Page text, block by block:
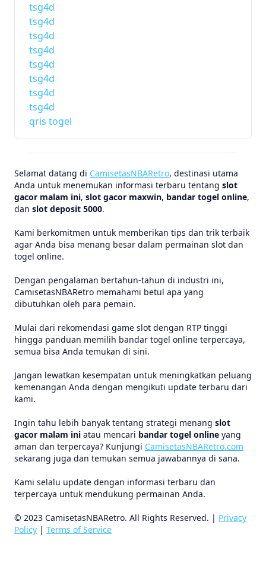
tsg4d
tsg4d
tsg4d
tsg4d
tsg4d
tsg4d
tsg4d
tsg4d
qris togel
Selamat datang di CamisetasNBARetro, destinasi utama
Anda untuk menemukan informasi terbaru tentang slot
gacor malam ini, slot gacor maxwin, bandar togel online,
dan slot deposit 5000.
Kami berkomitmen untuk memberikan tips dan trik terbaik
agar Anda bisa menang besar dalam permainan slot dan
togel online.
Dengan pengalaman bertahun-tahun di industri ini,
CamisetasNBARetro memahami betul apa yang
dibutuhkan oleh para pemain.
Mulai dari rekomendasi game slot dengan RTP tinggi
hingga panduan memilih bandar togel online terpercaya,
semua bisa Anda temukan di sini.
Jangan lewatkan kesempatan untuk meningkatkan peluang
kemenangan Anda dengan mengikuti update terbaru dari
kami.
Ingin tahu lebih banyak tentang strategi menang slot
gacor malam ini atau mencari bandar togel online yang
aman dan terpercaya? Kunjungi CamisetasNBARetro.com
sekarang juga dan temukan semua jawabannya di sana.
Kami selalu update dengan informasi terbaru dan
terpercaya untuk mendukung permainan Anda.
© 2023 CamisetasNBARetro. All Rights Reserved. | Privacy
Policy | Terms of Service